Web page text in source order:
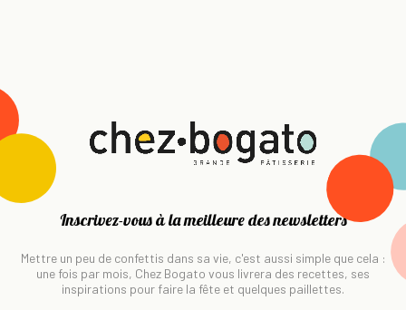
Inscrivez-vous à la meilleure des newsletters
Mettre un peu de confettis dans sa vie, c'est aussi simple que cela :
une fois par mois, Chez Bogato vous livrera des recettes, ses
inspirations pour faire la fête et quelques paillettes.